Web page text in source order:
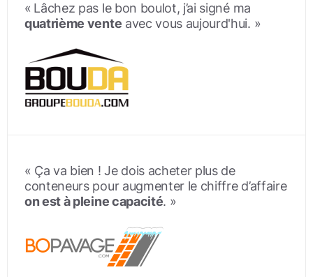
« Lâchez pas le bon boulot, j’ai signé ma
quatrième vente avec vous aujourd'hui. »
« Ça va bien ! Je dois acheter plus de
conteneurs pour augmenter le chiffre d’affaire
on est à pleine capacité. »